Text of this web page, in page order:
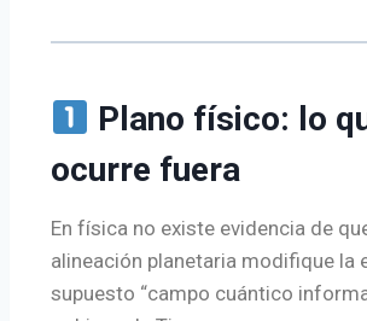
Plano físico: lo
ocurre fuera
En física no existe evidencia de
alineación planetaria modifique la
supuesto “campo cuántico